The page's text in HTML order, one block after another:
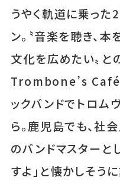
うやく軌道に乗っ
ン。〝音楽を聴き、
文化を広めたい〟と
Trombone’s Café
ックバンドでトロム
ら。鹿児島でも、社
のバンドマスターと
すよ」と懐かしそう